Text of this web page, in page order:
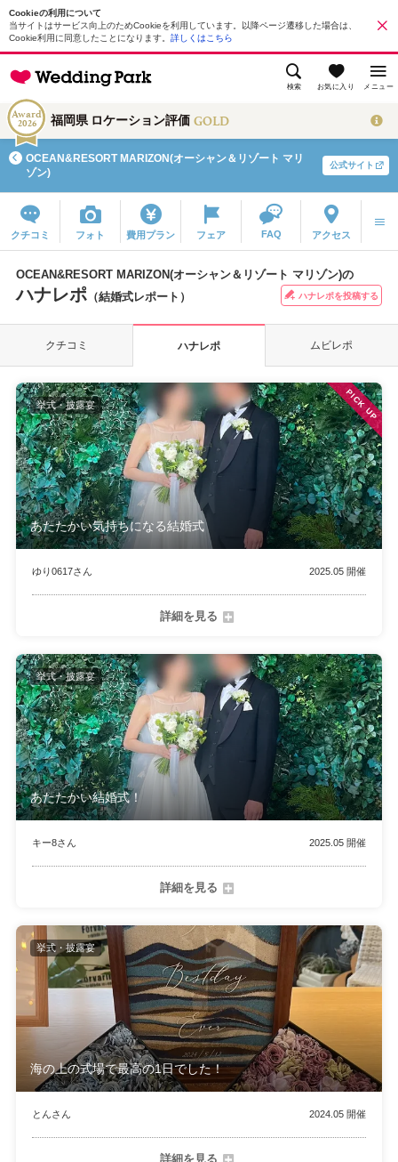
Cookieの利用について
当サイトはサービス向上のためCookieを利用しています。以降ページ遷移した場合は、
Cookie利用に同意したことになります。 詳しくはこちら
検索 お気に入り メニュー
Award
2026 福岡県 ロケーション評価 GOLD
OCEAN&RESORT MARIZON(オーシャン＆リゾート マリ
ゾン)
公式サイト
クチコミ フォト 費用プラン フェア FAQ アクセス
OCEAN&RESORT MARIZON(オーシャン＆リゾート マリゾン)の
ハナレポ （結婚式レポート） ハナレポを投稿する
クチコミ ハナレポ ムビレポ
PICK UP
挙式・披露宴
あたたかい気持ちになる結婚式
ゆり0617さん 2025.05 開催
詳細を見る
挙式・披露宴
あたたかい結婚式！
キー8さん 2025.05 開催
詳細を見る
挙式・披露宴
海の上の式場で最高の1日でした！
とんさん 2024.05 開催
詳細を見る